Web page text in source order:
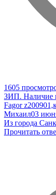
1605
ЗИП. Наличие
Fagor
Михаил03
Из города
Прочитать